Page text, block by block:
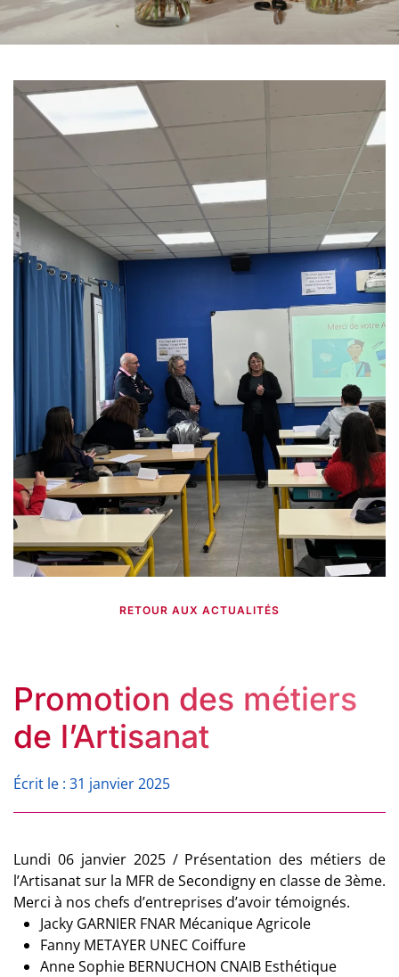
RETOUR AUX ACTUALITÉS
Promotion des métiers
de l’Artisanat
Écrit le : 31 janvier 2025
Lundi 06 janvier 2025 / Présentation des métiers de
l’Artisanat sur la MFR de Secondigny en classe de 3ème.
Merci à nos chefs d’entreprises d’avoir témoignés.
Jacky GARNIER FNAR Mécanique Agricole
Fanny METAYER UNEC Coiffure
Anne Sophie BERNUCHON CNAIB Esthétique